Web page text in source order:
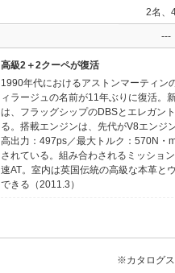
2名、
---
高級2＋2クーペが復活
1990年代におけるアストンマーティン
ィラージュの名前が11年ぶりに復活。
は、フラッグシップのDBSとエレガン
る。搭載エンジンは、先代がV8エンジ
高出力：497ps／最大トルク：570N・
されている。組み合わされるミッショ
速AT。室内は英国伝統の高級な本革と
できる（2011.3）
※カタログス